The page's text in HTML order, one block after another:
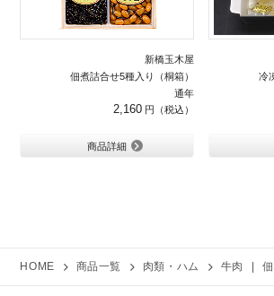
新橋玉木屋
佃煮詰合せ5種入り（桐箱）
通年
2,160
商品詳細
冷
HOME 商品一覧 肉類・ハム 牛肉